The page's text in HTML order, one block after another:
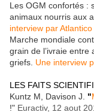
Les OGM confortés :
animaux nourris aux
interview par Atlantico
Marche mondiale
grain de l’ivraie
griefs. Une interview
LES FAITS
Kuntz M, Davison J. "
!" Euractiv, 12 aout